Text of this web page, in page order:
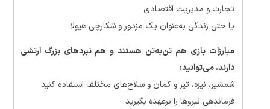
تجارت و مدیریت اقتصادی
یا حتی زندگی به‌عنوان یک مزدور و شکارچی هیولا
مبارزات بازی هم تن‌به‌تن هستند و هم نبردهای بزرگ ارتشی
دارند. می‌توانید:
شمشیر، نیزه، تیر و کمان و سلاح‌های مختلف استفاده کنید
فرماندهی نیروها را برعهده بگیرید